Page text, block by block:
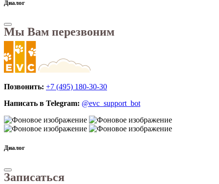
Диалог
Мы Вам перезвоним
Позвонить: +7 (495) 180-30-30
Написать в Telegram: @evc_support_bot
Диалог
Записаться